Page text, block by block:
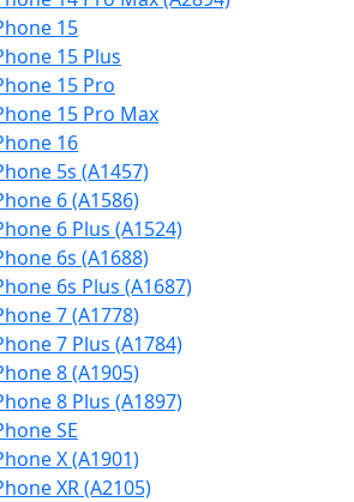
15
15 Plus
15 Pro
15 Pro Max
16
5s (A1457)
6 (A1586)
6 Plus (A1524)
6s (A1688)
6s Plus (A1687)
7 (A1778)
7 Plus (A1784)
8 (A1905)
8 Plus (A1897)
SE
X (A1901)
XR (A2105)